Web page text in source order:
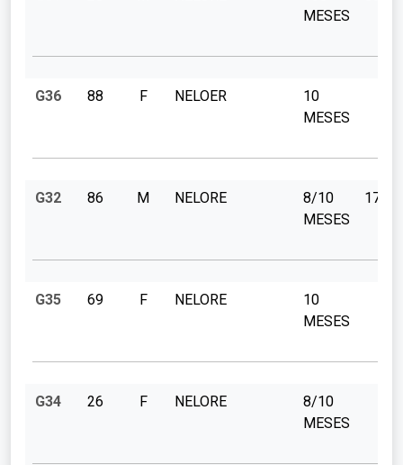
MESES
G36 88 F NELOER
10
MESES
G32 86 M NELORE
8/10
MESES
170
G35 69 F NELORE
10
MESES
G34 26 F NELORE
8/10
MESES